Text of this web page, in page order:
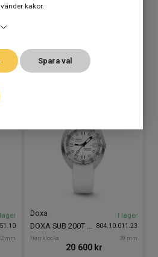
kakor.
Spara val
mm Herrklocka
DOXA SUB 200 Whitepearl 42mm
17 000
mm
804.10.011.23
Doxa
Herrklocka 39 mm
I lager
20 600 kr